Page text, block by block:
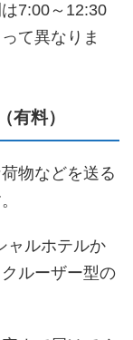
7:00～12:30
て異なりま
有料）
物などを送る
ャルホテルか
ルーザー型の